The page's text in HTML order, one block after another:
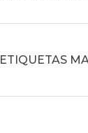
ETIQUETAS